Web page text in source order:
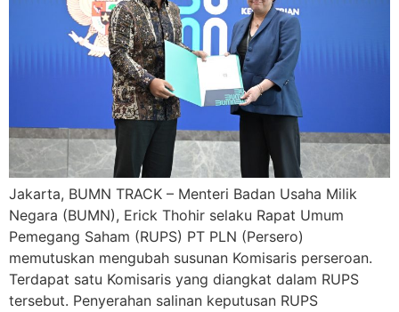
Jakarta, BUMN TRACK – Menteri Badan Usaha Milik
Negara (BUMN), Erick Thohir selaku Rapat Umum
Pemegang Saham (RUPS) PT PLN (Persero)
memutuskan mengubah susunan Komisaris perseroan.
Terdapat satu Komisaris yang diangkat dalam RUPS
tersebut. Penyerahan salinan keputusan RUPS